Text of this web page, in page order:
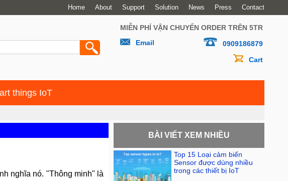
Home About Support Solution News Press Contact
MIỄN PHÍ VẬN CHUYỂN ORDER TRÊN 5TR
Email
0909186879
Cart
things IoT
nghĩa nó. "Thông minh" là
BÀI VIẾT XEM NHIỀU
Top 15 Loại cảm biến
Sensor được dùng nhiều
trong các thiết bị IoT